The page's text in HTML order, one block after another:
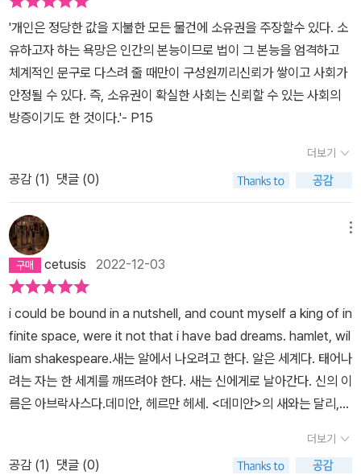
어.…루미는 호기심이 많은 아이인데, 루미는 30년 전 제이 삼촌의 죽
음을 추적하려고 했어. 제이 삼촌은 9지구에서 온 정체 불명의 사람
에 의해 살해되었다고알려져 있고, 그 사람을 잡지는 못했다고 했어.
후드 티를입은 사람이었다는 것만 알고 있었지. 그러면서 다윈 영에
게 도움을 청했는데, 루미를 좋아하는 다윈 영이 거절할 리 없었지. 루
미의 할아버지 해리헌터는 유명한 사진 작가셨어. 12월의 폭동 때도
해리 헌터는 직접 9지구에가셔서 사진들을 찍었다고 했어. 그 사진들
기는 아무나 접근하지 못하는 곳이었어. 다윈 영은 아버지 니스영의
아이디를 알아내어 접근을 했는데, 사진 3장이 사라져있는 것을 확인
하였고, 그것이 중요한 단서라는 걸 직감했단다. 루미는 조사를 하면
할수록 제이 삼촌은 1지구의 누군가에게 죽음을 당했을 거라는 확신
이 들었어. 그래서 제이삼촌의 친구들을 조사했고, 유력한 사람으로,
니 무죄라 생각했어. 소설을 읽다가 중간 부분에 오면 제이 삼촌을 죽
인 사람이 누군인지 쉽게 추리를 할 수 있는데, 지은이 박지리 님도 그
걸 숨지기 않고 알려주었단다. 이 소설은 그저제이삼촌을 죽인 범인
을 찾는 것이 아니니까 말이야. 악의 기원에 대한 이야기니까 말이야.
중간에 범인을 알게 되어도 긴장감은 늦춰지기는커녕 더 세진단다.
이소설의 강점. …그럼 사건의 내막을 알려줄게.다윈 영의 할아버지
러너 영은 사실 9지구 출신이란다. 러너는16살 때 9지구에서 일어난
결국 드러나지 않는 계급은 존재하니까요..이 소설은 '영어덜트'소설,
'청소년 소설'이라고 하는데 말입니다..그런데 읽다보면...어른들이 읽
어도 손색이 없을 정도로내용도 좋고 던져주는 메세지도 괜찮은데
요..너무 재미있게 읽어서 작가분에게 관심을 가지고 검색하다가..충
격적인 사실을 알게 되었습니다.ㅠㅠ정말 대단한 작가다...앞으로가
기대된다고 생각했지만..그 앞으로가 ..ㅠㅠ....이 작품이 작가분의 마
지막 작품이라고 하네요...더군다나..이제 겨우 30대 초반인데..참 아
찾아서 읽어봐야겠다는 생각을 했습니다.참 이런 소설이 드라마나 영
화로 잘 만들어지면 대박일텐데 생각도 했구요..넘 재미있게 읽어서
묻혀버리기에는 안깝다는 생각도 들었습니다..저도 하마터면 놓칠뻔
했는데 말이에요...
야.' 니스는 들여다본 적 없는 자기 마음 깊은 곳에 그런 생각이 씨앗
처럼 심어져 있었다는 것에 스스로도 낯선 기분이 들었다.'그러고 보
면 재미있구나. 마음속에 알 수 없는 길을 품고 사 는 무서운 인간
도 결국엔 사랑으로 진화한 것이라니.'
'개인은 정당한 값을 지불한 모든 물건에 소유권을 주장할수 있다. 소
유하고자 하는 욕망은 인간의 본능이므로 법이 그 본능을 엄격하고
체계적인 문구로 다스려 줄 때만이 구성원끼리신뢰가 쌓이고 사회가
안정될 수 있다. 즉, 소유권이 확실한 사회는 신뢰할 수 있는 사회의
방증이기도 한 것이다.'- P15
더보기
공감 (1) 댓글 (0)
cetusis 2022-12-03
i could be bound in a nutshell, and count myself a king of in
finite space, were it not that i have bad dreams. hamlet, wil
liam shakespeare.새는 알에서 나오려고 한다. 알은 세계다. 태어나
려는 자는 한 세계를 깨뜨려야 한다. 새는 신에게로 날아간다. 신의 이
름은 아브락사스다.데미안, 헤르만 헤세. ​<데미안>의 새와는 달리,
존재가 호두 안으로 회귀한다는 표현이 보다 적합할 것이다) - 신(1지
구)은 자신을 거부할 것이 분명하므로. 그들은 대신 '호두'처럼 자신의
더보기
공감 (1) 댓글 (0)